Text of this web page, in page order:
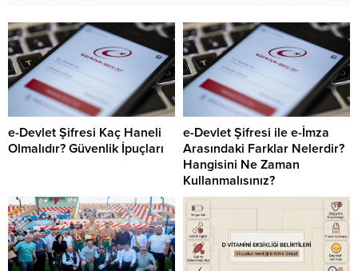
e-Devlet Şifresi Kaç Haneli
Olmalıdır? Güvenlik İpuçları
e-Devlet Şifresi ile e-İmza
Arasındaki Farklar Nelerdir?
Hangisini Ne Zaman
Kullanmalısınız?